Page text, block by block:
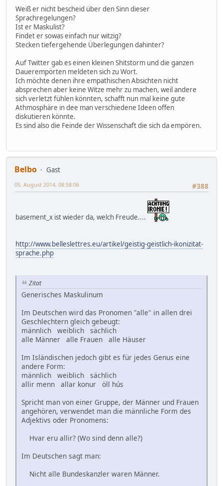
Weiß er nicht bescheid über den Sinn dieser
Sprachregelungen?
Ist er Maskulist?
Findet er sowas einfach nur witzig?
Stecken tiefergehende Überlegungen dahinter?
Auf Twitter gab es einen kleinen Shitstorm und die ganzen
Dauerempörten meldeten sich zu Wort.
Ich möchte denen ihre empathischen Absichten nicht
absprechen aber keine Witze mehr zu machen, weil andere
sich verletzt fühlen könnten, schafft nun mal keine gute
Athmosphäre in dee man verschiedene Ideen offen
diskutieren könnte.
Es sind also die Feinde der Wissenschaft die sich da empören.
Belbo
Gast
#388
05. August 2014, 08:58:06
basement_x ist wieder da, welch Freude....
http://www.belleslettres.eu/artikel/geistig-geistlich-ikonizitat-
sprache.php
Zitat
Generisches Maskulinum
Im Deutschen wird das Pro­nomen "alle" in allen drei
Ge­schlech­tern gleich ge­beugt:
männlich weiblich sächlich
alle Männer alle Frauen alle Häuser
Im Isländischen jedoch gibt es für jedes Genus eine
andere Form:
männlich weiblich sächlich
allir menn allar konur öll hús
Spricht man von einer Gruppe, der Männer und Frau­en
an­gehö­ren, ver­wen­det man die männ­liche Form des
Ad­jek­tivs oder Pro­nomens:
Hvar eru allir? (Wo sind denn alle?)
Im Deutschen sagt man:
Nicht alle Bundeskanzler waren Männer.